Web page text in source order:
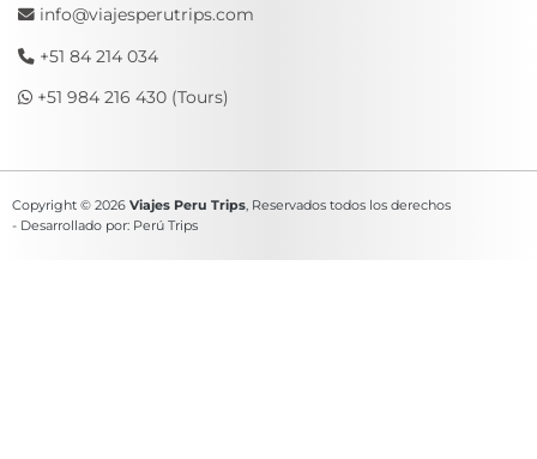
info@viajesperutrips.com
+51 84 214 034
+51 984 216 430 (Tours)
Copyright © 2026 Viajes Peru Trips, Reservados todos los derechos
- Desarrollado por: Perú Trips